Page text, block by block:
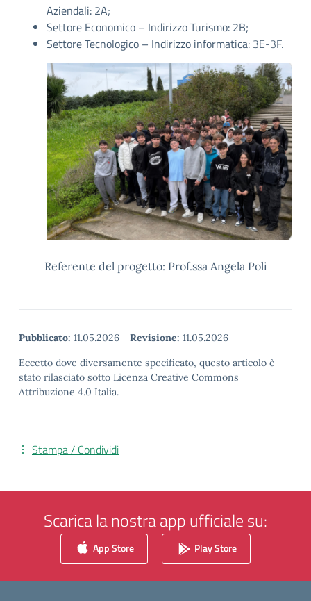
Aziendali: 2A;
Settore Economico – Indirizzo Turismo: 2B;
Settore Tecnologico – Indirizzo informatica: 3E-3F.
Referente del progetto: Prof.ssa Angela Poli
Pubblicato: 11.05.2026 - Revisione: 11.05.2026
Eccetto dove diversamente specificato, questo articolo è
stato rilasciato sotto Licenza Creative Commons
Attribuzione 4.0 Italia.
Stampa / Condividi
Scarica la nostra app ufficiale su:
App Store Play Store